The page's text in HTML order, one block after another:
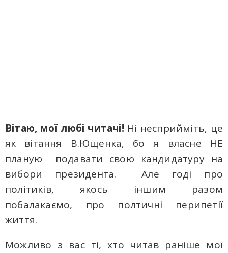
Вітаю, мої любі читачі! Ні несприйміть, це
як вітання В.Ющенка, бо я власне НЕ
планую подавати свою кандидатуру на
вибори президента. Але годі про
політиків, якось іншим разом
побалакаємо, про полтичні перипетії
життя.
Можливо з вас ті, хто читав раніше мої